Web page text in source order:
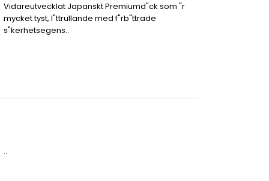
Vidareutvecklat Japanskt Premiumd"ck som "r
mycket tyst, l"ttrullande med f"rb"ttrade
s"kerhetsegens..
..